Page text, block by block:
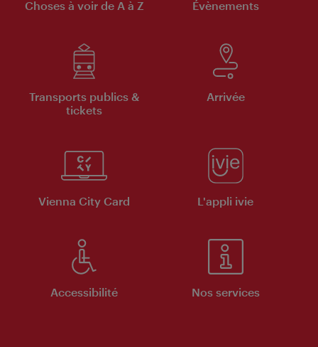
Choses à voir de A à Z Évènements
Transports publics &
tickets
Arrivée
Vienna City Card L'appli ivie
Accessibilité Nos services